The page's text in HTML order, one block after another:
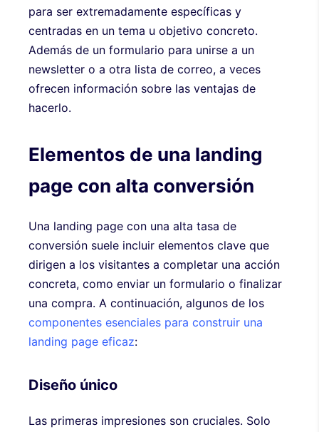
para ser extremadamente específicas y
centradas en un tema u objetivo concreto.
Además de un formulario para unirse a un
newsletter o a otra lista de correo, a veces
ofrecen información sobre las ventajas de
hacerlo.
Elementos de una landing
page con alta conversión
Una landing page con una alta tasa de
conversión suele incluir elementos clave que
dirigen a los visitantes a completar una acción
concreta, como enviar un formulario o finalizar
una compra. A continuación, algunos de los
componentes esenciales para construir una
landing page eficaz:
Diseño único
Las primeras impresiones son cruciales. Solo